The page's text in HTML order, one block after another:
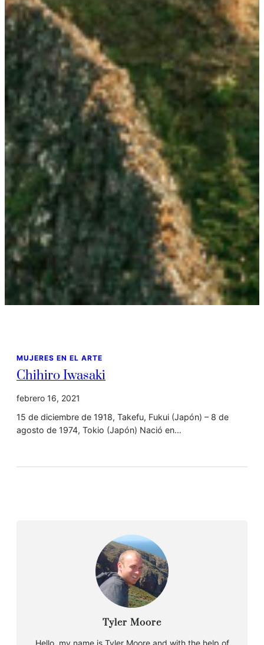
MUJERES EN EL ARTE
Chihiro Iwasaki
febrero 16, 2021
15 de diciembre de 1918, Takefu, Fukui (Japón) – 8 de
agosto de 1974, Tokio (Japón) Nació en…
Tyler Moore